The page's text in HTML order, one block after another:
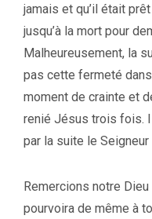
jamais et qu’il était
jusqu’à la mort pour
Malheureusement, la
pas cette fermeté
moment de crainte et
renié Jésus trois fois.
par la suite le Seigneur
Remercions notre Dieu
pourvoira de même à